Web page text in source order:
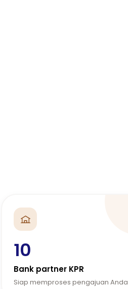
10
Bank partner KPR
Siap memproses pengajuan Anda